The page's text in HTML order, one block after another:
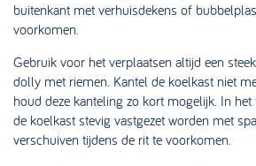
buitenkant met verhuisdekens of
voorkomen.
Gebruik voor het verplaatsen altijd een
dolly met riemen. Kantel de koelkast niet
houd deze kanteling zo kort mogelijk. In
de koelkast stevig vastgezet worden met
verschuiven tijdens de rit te voorkomen.